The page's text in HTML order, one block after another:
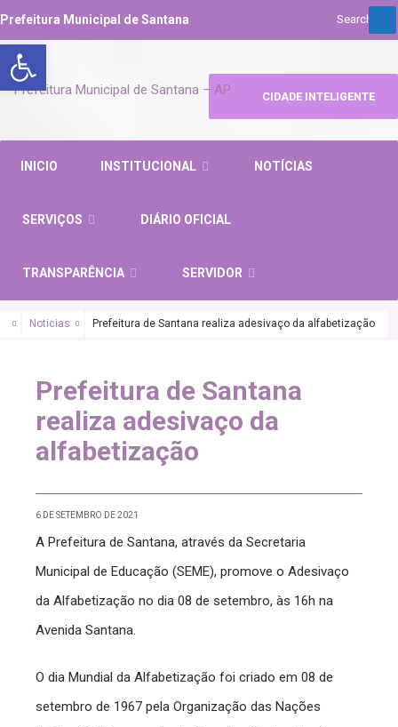
Prefeitura Municipal de Santana
INICIO INSTITUCIONAL NOTÍCIAS
SERVIÇOS DIÁRIO OFICIAL
TRANSPARÊNCIA SERVIDOR
CIDADE INTELIGENTE
Noticias Prefeitura de Santana realiza adesivaço da alfabetização
Prefeitura de Santana
realiza adesivaço da
alfabetização
6 DE SETEMBRO DE 2021
A Prefeitura de Santana, através da Secretaria
Municipal de Educação (SEME), promove o Adesivaço
da Alfabetização no dia 08 de setembro, às 16h na
Avenida Santana.
O dia Mundial da Alfabetização foi criado em 08 de
setembro de 1967 pela Organização das Nações
Abrir a barra de ferramentas